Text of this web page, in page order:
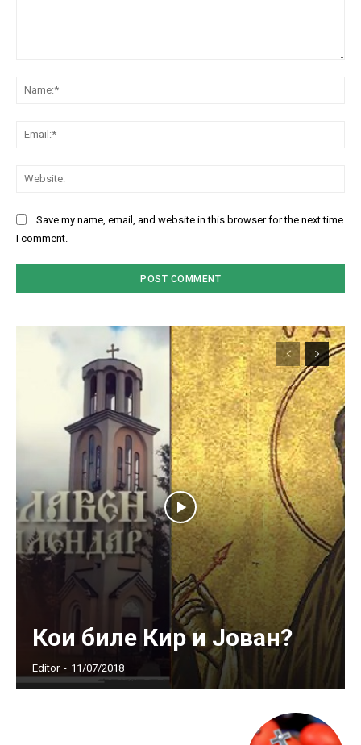
Save my name, email, and website in this browser for the next time
I comment.
Кои биле Кир и Јован?
Editor - 11/07/2018